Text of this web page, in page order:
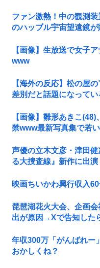
ファン激熱！中の観測
のハッブル宇宙望遠鏡が
【画像】生放送で女子
www
【海外の反応】松の屋
差別だと話題になって
【画像】雛形あきこ
禁www最新写真集で若
声優の立木文彦・津田
る大捜査線』新作に出
映画ちいかわ興行収入
琵琶湖花火大会、企画
出が原因→Xで告知した
年収300万「がんばれ
おかしくね？